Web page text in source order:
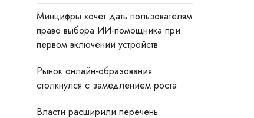
Минцифры хочет дать пользователям
право выбора ИИ-помощника при
первом включении устройств
Рынок онлайн-образования
столкнулся с замедлением роста
Власти расширили перечень